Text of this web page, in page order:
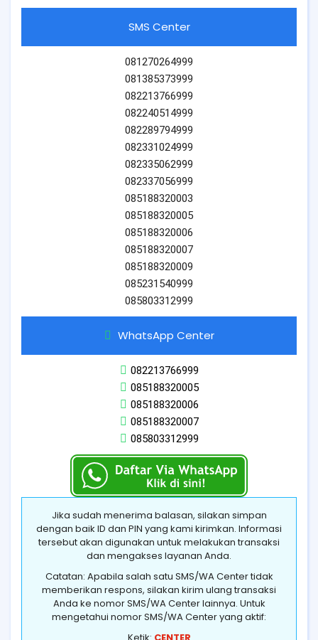
SMS Center
081270264999
081385373999
082213766999
082240514999
082289794999
082331024999
082335062999
082337056999
085188320003
085188320005
085188320006
085188320007
085188320009
085231540999
085803312999
WhatsApp Center
082213766999
085188320005
085188320006
085188320007
085803312999
Jika sudah menerima balasan, silakan simpan
dengan baik ID dan PIN yang kami kirimkan. Informasi
tersebut akan digunakan untuk melakukan transaksi
dan mengakses layanan Anda.
Catatan: Apabila salah satu SMS/WA Center tidak
memberikan respons, silakan kirim ulang transaksi
Anda ke nomor SMS/WA Center lainnya. Untuk
mengetahui nomor SMS/WA Center yang aktif:
Ketik: CENTER